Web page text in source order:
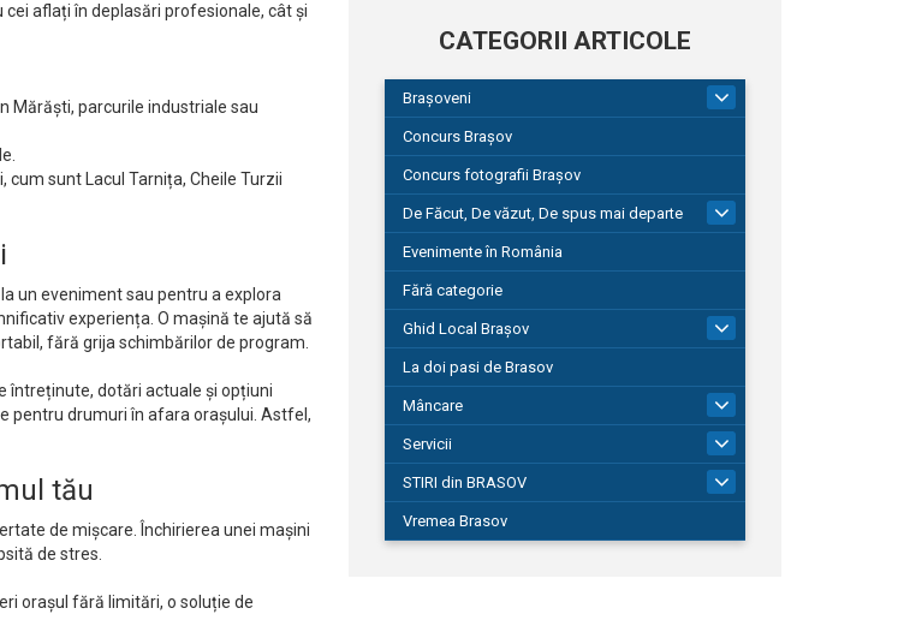
aflați în deplasări profesionale, cât și
Mărăști, parcurile industriale sau
sunt Lacul Tarnița, Cheile Turzii
un eveniment sau pentru a explora
experiența. O mașină te ajută să
fără grija schimbărilor de program.
întreținute, dotări actuale și opțiuni
pentru drumuri în afara orașului. Astfel,
tău
de mișcare. Închirierea unei mașini
de stres.
orașul fără limitări, o soluție de
CATEGORII ARTICOLE
Brașoveni
Concurs Brașov
Concurs fotografii Brașov
De Făcut, De văzut, De spus mai departe
149
Evenimente în România
Fără categorie
Ghid Local Brașov
La doi pasi de Brasov
Mâncare
Servicii
STIRI din BRASOV
195
Vremea Brasov